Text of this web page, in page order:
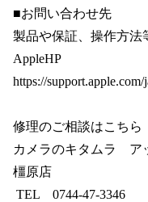
■お問い合わせ先
製品や保証、操作方法
AppleHP
https://support.apple.com/
修理のご相談はこちら
カメラのキタムラ　
橿原店
TEL　0744-47-3346